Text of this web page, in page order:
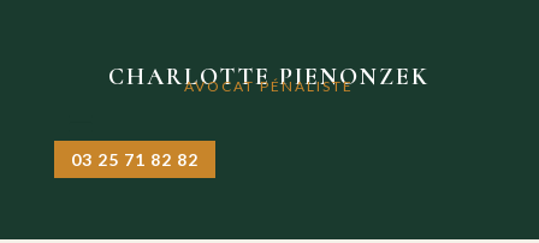
CHARLOTTE PIENONZEK
AVOCAT PÉNALISTE
03 25 71 82 82